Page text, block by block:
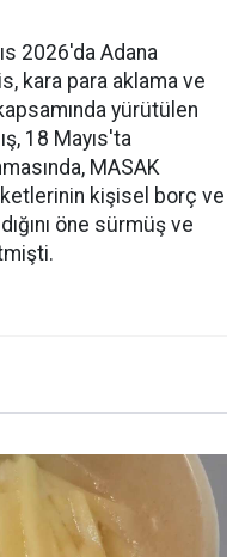
2026'da Adana
kara para aklama ve
yürütülen
18 Mayıs'ta
MASAK
kişisel borç ve
öne sürmüş ve